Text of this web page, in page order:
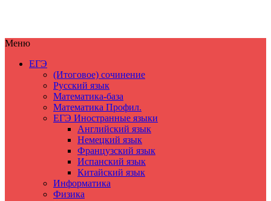
Меню
ЕГЭ
(Итоговое) сочинение
Русский язык
Математика-база
Математика Профил.
ЕГЭ Иностранные языки
Английский язык
Немецкий язык
Французский язык
Испанский язык
Китайский язык
Информатика
Физика